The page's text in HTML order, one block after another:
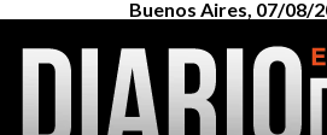
Buenos Aires, 07/08/